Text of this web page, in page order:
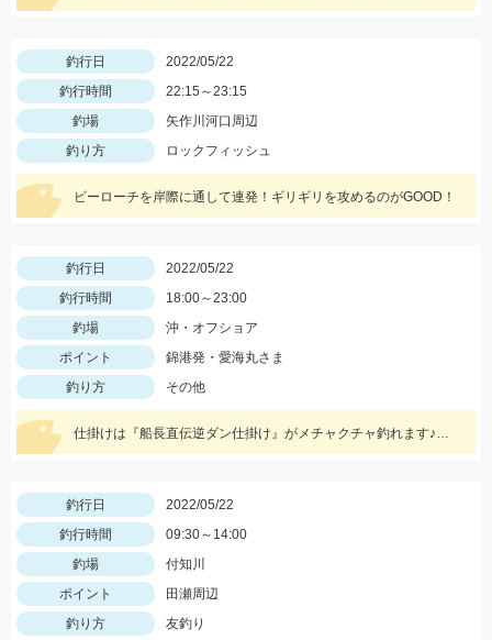
釣行日
2022/05/22
釣行時間
22:15～23:15
釣場
矢作川河口周辺
釣り方
ロックフィッシュ
ビーローチを岸際に通して連発！ギリギリを攻めるのがGOOD！
釣行日
2022/05/22
釣行時間
18:00～23:00
釣場
沖・オフショア
ポイント
錦港発・愛海丸さま
釣り方
その他
仕掛けは『船長直伝逆ダン仕掛け』がメチャクチャ釣れます♪詳しくはブログをご覧ください‼
釣行日
2022/05/22
釣行時間
09:30～14:00
釣場
付知川
ポイント
田瀬周辺
釣り方
友釣り